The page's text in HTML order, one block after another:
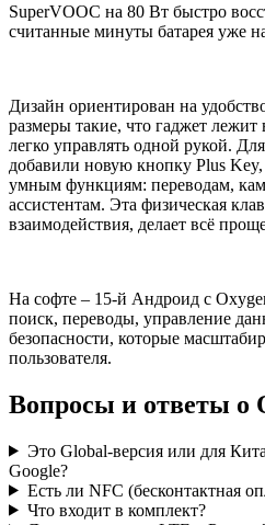
SuperVOOC на 80 Вт быстро
считанные минуты батарея уже
Дизайн ориентирован на
размеры такие, что гаджет
легко управлять одной рукой.
добавили новую кнопку Plus
умным функциям: переводам,
ассистентам. Эта физическая
взаимодействия, делает всё
На софте – 15-й Андроид с
поиск, переводы, управление
безопасности, которые
пользователя.
Вопросы и ответы о
Это Global-версия или для
Google?
Есть ли NFC (бесконтактная
Что входит в комплект?